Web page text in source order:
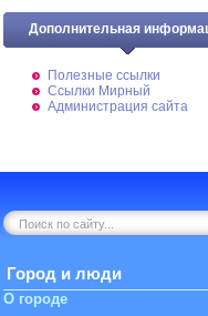
Дополнительная
Полезные ссылки
Ссылки Мирный
Администрация сайта
Город и люди
О городе